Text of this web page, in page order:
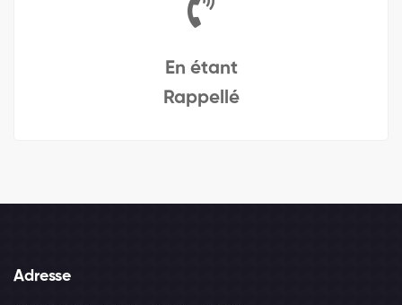
En étant
Rappellé
Adresse